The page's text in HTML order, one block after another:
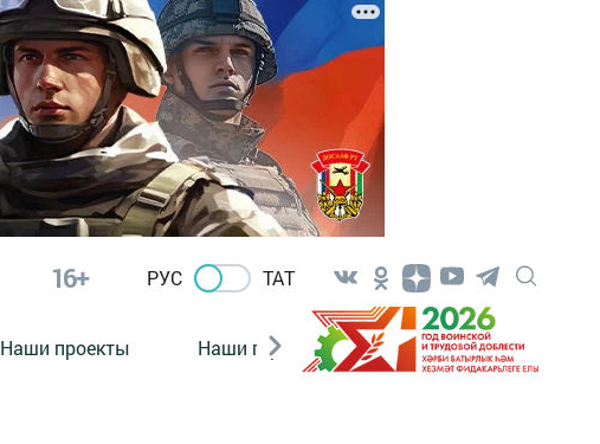
16+ РУС ТАТ
Наши проекты Наши герои Нормативно-правовые